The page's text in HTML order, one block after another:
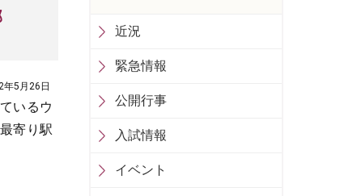
年5月26日
いるウ
寄り駅
近況
緊急情報
公開行事
入試情報
イベント